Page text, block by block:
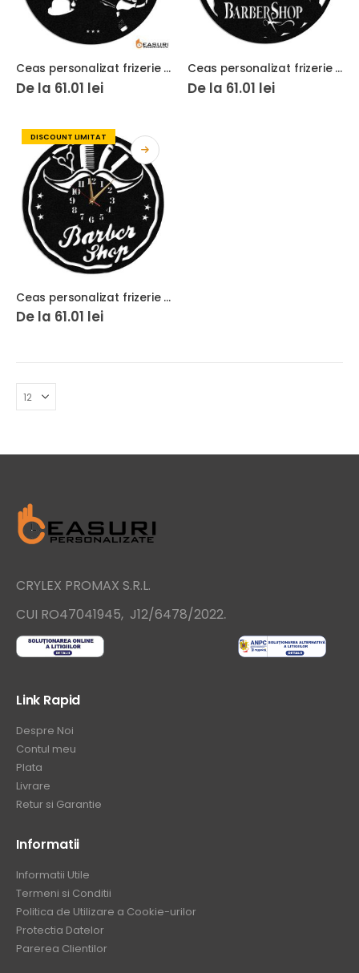
Ceas personalizat frizerie barbershop 08
De la 61.01 lei
Ceas personalizat frizerie barbershop 04
De la 61.01 lei
DISCOUNT LIMITAT
Ceas personalizat frizerie barbershop 07
De la 61.01 lei
CRYLEX PROMAX S.R.L.
CUI RO47041945, J12/6478/2022.
Link Rapid
Despre Noi
Contul meu
Plata
Livrare
Retur si Garantie
Informatii
Informatii Utile
Termeni si Conditii
Politica de Utilizare a Cookie-urilor
Protectia Datelor
Parerea Clientilor